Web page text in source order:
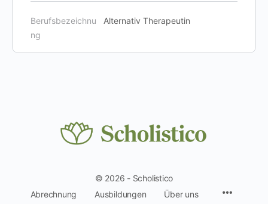
Berufsbezeichnu
ng
Alternativ Therapeutin
© 2026 - Scholistico
Abrechnung
Ausbildungen Über uns